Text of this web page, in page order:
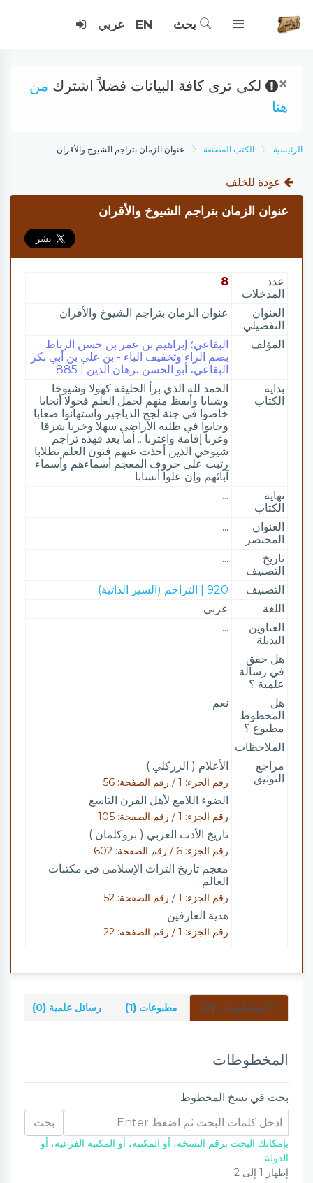
بحث EN عربي
× لكي ترى كافة البيانات فضلاً اشترك من
هنا
الرئيسية الكتب المصنفة عنوان الزمان بتراجم الشيوخ والأقران
عودة للخلف
عنوان الزمان بتراجم الشيوخ والأقران
عدد
المدخلات
8
العنوان
التفصيلي
عنوان الزمان بتراجم الشيوخ والأقران
المؤلف
البقاعي؛ إبراهيم بن عمر بن حسن الرباط -
بضم الراء وتخفيف الباء - بن علي بن أبي بكر
البقاعي، أبو الحسن برهان الدين | 885
بداية
الكتاب
الحمد لله الذي برأ الخليقة كهولا وشيوخا
وشبابا وأيقظ منهم لحمل العلم فحولا أنجابا
خاضوا في جنة لجج الدياجير واستهانوا صعابا
وجابوا في طلبه الأراضي سهلا وخربا شرقا
وغربا إقامة واغتربا .. أما بعد فهذه تراجم
شيوخي الذين أخذت عنهم فنون العلم تطلابا
رتبت على حروف المعجم أسماءهم وأسماء
آبائهم وإن علوا أنسابا
نهاية
الكتاب
...
العنوان
المختصر
...
تاريخ
التصنيف
...
التصنيف
920 | التراجم (السير الذاتية)
اللغة
عربي
العناوين
البديلة
...
هل حقق
في رسالة
علمية ؟
هل
المخطوط
مطبوع ؟
نعم
الملاحظات
مراجع
التوثيق
الأعلام ( الزركلي )
رقم الجزء: 1 / رقم الصفحة: 56
الضوء اللامع لأهل القرن التاسع
رقم الجزء: 1 / رقم الصفحة: 105
تاريخ الأدب العربي ( بروكلمان )
رقم الجزء: 6 / رقم الصفحة: 602
معجم تاريخ التراث الإسلامي في مكتبات
العالم ..
رقم الجزء: 1 / رقم الصفحة: 52
هدية العارفين
رقم الجزء: 1 / رقم الصفحة: 22
المخطوطات (2) مطبوعات (1) رسائل علمية (0)
المخطوطات
بحث في نسخ المخطوط
بحث
بإمكانك البحث برقم النسخة، أو المكتبة، أو المكتبة الفرعية، أو
الدولة
إظهار 1 إلى 2